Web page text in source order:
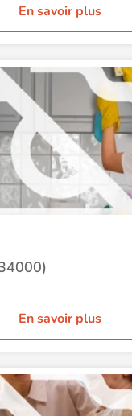
En savoir plus
En savoir plus